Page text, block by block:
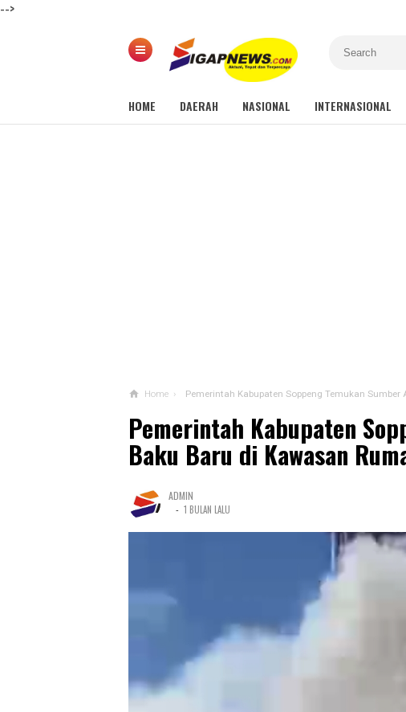
-->
HOME DAERAH NASIONAL INTERNASIONAL
Home › Pemerintah Kabupaten Soppeng Temukan
Pemerintah Kabupaten
Baku Baru di Kawasan
ADMIN
- 1 BULAN LALU